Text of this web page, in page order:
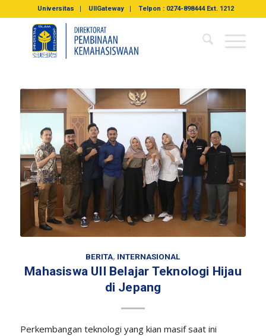
Universitas UIIGateway Telpon : 0274-898444 Ext. 1212
BERITA, INTERNASIONAL
Mahasiswa UII Belajar Teknologi Hijau
di Jepang
Perkembangan teknologi yang kian masif saat ini